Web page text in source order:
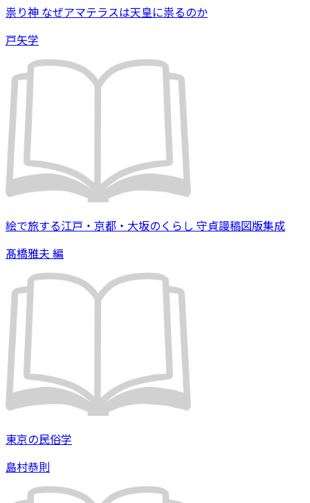
祟り神 なぜアマテラスは天皇に祟るのか
戸矢学
絵で旅する江戸・京都・大坂のくらし 守貞謾稿図版集成
髙橋雅夫 編
東京の民俗学
島村恭則